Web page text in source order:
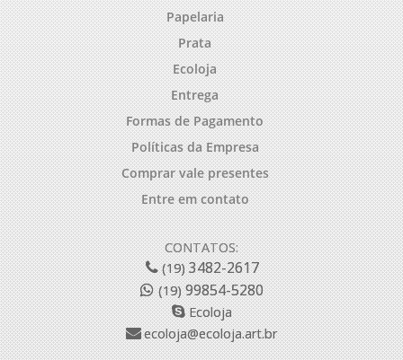
Papelaria
Prata
Ecoloja
Entrega
Formas de Pagamento
Políticas da Empresa
Comprar vale presentes
Entre em contato
CONTATOS:
(19)3482-2617
(19)99854-5280
Ecoloja
ecoloja@ecoloja.art.br